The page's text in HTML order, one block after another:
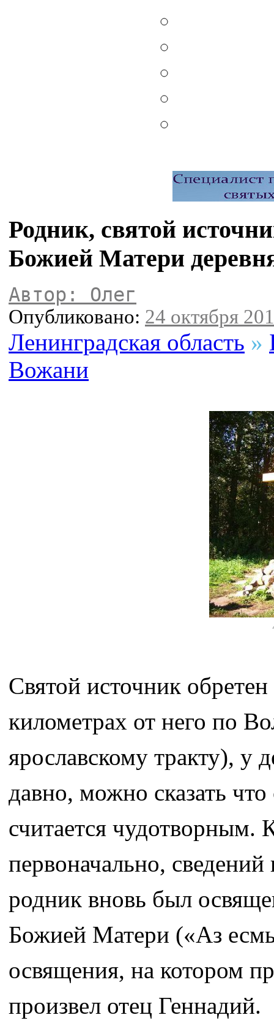
Родник, святой
Божией Матери
Автор: Олег
Опубликовано: 24 октября
Ленинградская область »
Вожани
Святой источник
километрах от него по
ярославскому тракту), у
давно, можно сказать
считается чудотворным.
первоначально,
родник вновь был
Божией Матери («Аз
освящения, на котором
произвел отец Геннадий.